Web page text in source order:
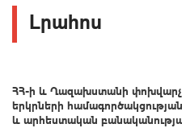
Լրահոս
ՀՀ-ի և Ղազախստանի
երկրների
և արհեստական